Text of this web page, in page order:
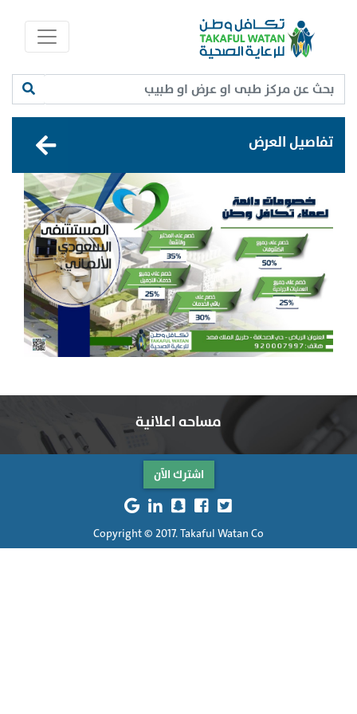
تفاصيل العرض
مساحه اعلانية
اشترك الآن
Copyright © 2017. Takaful Watan Co